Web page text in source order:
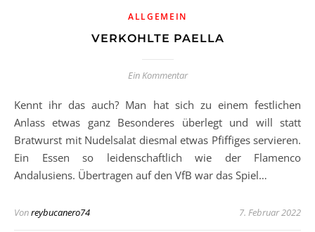
ALLGEMEIN
VERKOHLTE PAELLA
Ein Kommentar
Kennt ihr das auch? Man hat sich zu einem festlichen
Anlass etwas ganz Besonderes überlegt und will statt
Bratwurst mit Nudelsalat diesmal etwas Pfiffiges servieren.
Ein Essen so leidenschaftlich wie der Flamenco
Andalusiens. Übertragen auf den VfB war das Spiel…
Vonreybucanero74 7. Februar 2022